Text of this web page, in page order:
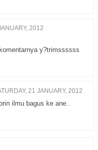
2012
y?trimssssss
21 JANUARY, 2012
ilmu bagus ke ane..